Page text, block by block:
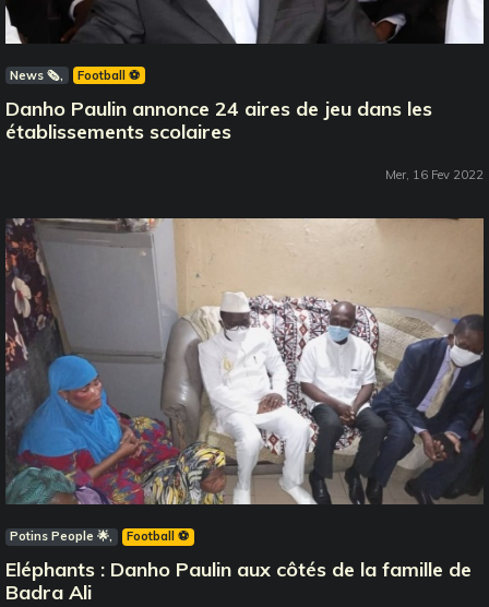
News 🗞️ Football ⚽️
Danho Paulin annonce 24 aires de jeu dans les
établissements scolaires
Mer, 16 Fev 2022
Potins People 🌟 Football ⚽️
Eléphants : Danho Paulin aux côtés de la famille de
Badra Ali